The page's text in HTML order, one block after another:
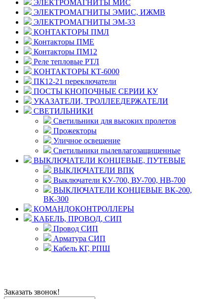
ЭЛЕКТРОМАГНИТЫ МИС
ЭЛЕКТРОМАГНИТЫ ЭМИС, ИЖМВ
ЭЛЕКТРОМАГНИТЫ ЭМ-33
КОНТАКТОРЫ ПМЛ
Контакторы ПМЕ
Контакторы ПМ12
Реле тепловые РТЛ
КОНТАКТОРЫ КТ-6000
ПК12-21 переключатели
ПОСТЫ КНОПОЧНЫЕ СЕРИИ КУ
УКАЗАТЕЛИ, ТРОЛЛЕЕДЕРЖАТЕЛИ
СВЕТИЛЬНИКИ
Светильники для высоких пролетов
Прожекторы
Уличное освещение
Светильники пылевлагозащищенные
ВЫКЛЮЧАТЕЛИ КОНЦЕВЫЕ, ПУТЕВЫЕ
ВЫКЛЮЧАТЕЛИ ВПК
Выключатели КУ-700, ВУ-700, НВ-700
ВЫКЛЮЧАТЕЛИ КОНЦЕВЫЕ ВК-200,
ВК-300
КОМАНДОКОНТРОЛЛЕРЫ
КАБЕЛЬ, ПРОВОД, СИП
Провод СИП
Арматура СИП
Кабель КГ, РПШ
Заказать звонок!